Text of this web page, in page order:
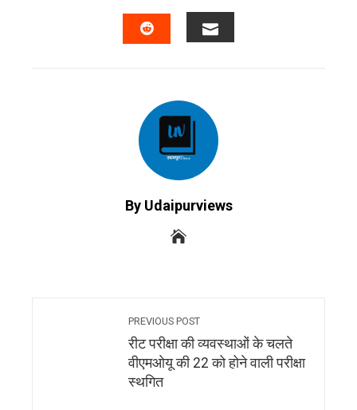
FACEBOOKTWITTERLINKEDIN
By Udaipurviews
PREVIOUS POST
रीट परीक्षा की व्यवस्थाओं के चलते
वीएमओयू की 22 को होने वाली परीक्षा
स्थगित